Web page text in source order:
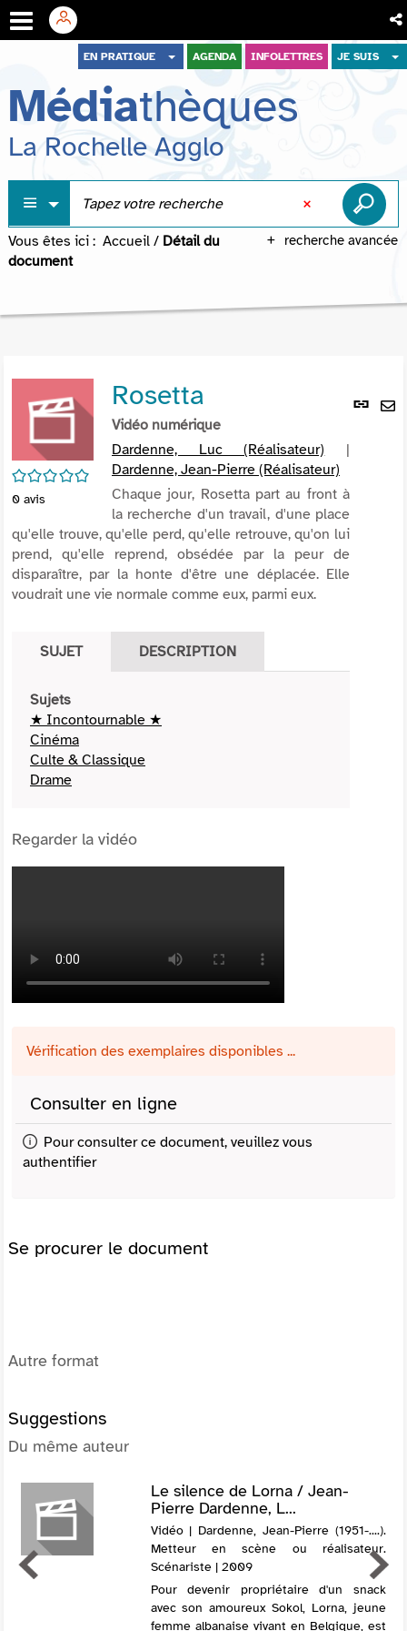
menu
contenu
recherche
EN PRATIQUE AGENDA INFOLETTRES JE SUIS
Médiathèques
La Rochelle Agglo
recherche avancée
Vous êtes ici : Accueil / Détail du
document
Lien
/5
0 avis
Rosetta
Vidéo numérique
Dardenne, Luc (Réalisateur) |
Dardenne, Jean-Pierre (Réalisateur)
Chaque jour, Rosetta part au front à
la recherche d'un travail, d'une place
qu'elle trouve, qu'elle perd, qu'elle retrouve, qu'on lui
prend, qu'elle reprend, obsédée par la peur de
disparaître, par la honte d'être une déplacée. Elle
voudrait une vie normale comme eux, parmi eux.
SUJET DESCRIPTION
Sujets
★ Incontournable ★
Cinéma
Culte & Classique
Drame
Regarder la vidéo
Vérification des exemplaires disponibles ...
Consulter en ligne
Pour consulter ce document, veuillez vous
authentifier
Se procurer le document
Autre format
Suggestions
Du même auteur
Le silence de Lorna / Jean-
Pierre Dardenne, L...
Vidéo | Dardenne, Jean-Pierre (1951-....).
Metteur en scène ou réalisateur.
Scénariste | 2009
Pour devenir propriétaire d'un snack
avec son amoureux Sokol, Lorna, jeune
femme albanaise vivant en Belgique, est